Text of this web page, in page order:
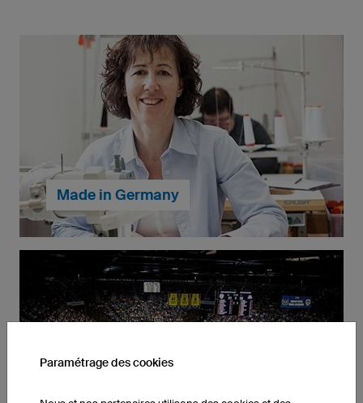
Made in Germany
Fabriquées dans nos propres ateliers en Allemagne,
nos équipes.
Paramétrage des cookies